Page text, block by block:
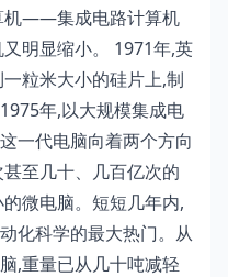
机——集成电路计算机
明显缩小。 1971年,英
粒米大小的硅片上,制
年,以大规模集成电
一代电脑向着两个方向
至几十、几百亿次的
微电脑。短短几年内,
化科学的最大热门。从
,重量已从几十吨减轻